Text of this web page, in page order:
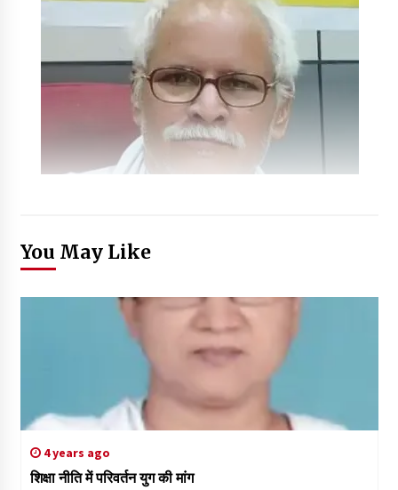
You May Like
4 years ago
शिक्षा नीति में परिवर्तन युग की मांग